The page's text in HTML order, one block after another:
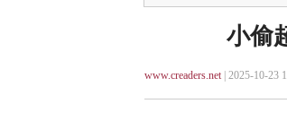
小偷
www.creaders.net| 2025-10-23